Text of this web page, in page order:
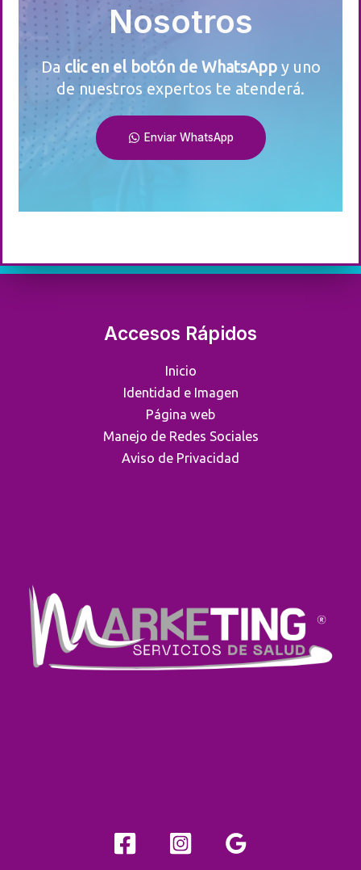
Nosotros
Da clic en el botón de WhatsAppy uno
de nuestros expertos te atenderá.
Enviar WhatsApp
Accesos Rápidos
Inicio
Identidad e Imagen
Página web
Manejo de Redes Sociales
Aviso de Privacidad